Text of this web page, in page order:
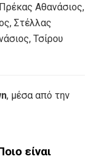
Αθανάσιος,
Στέλλας
Τσίρου
, μέσα από την
είναι